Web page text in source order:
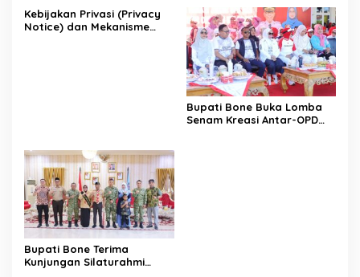
Kebijakan Privasi (Privacy
Notice) dan Mekanisme
Bupati Bone Buka Lomba
Senam Kreasi Antar-OPD
Bupati Bone Terima
Kunjungan Silaturahmi